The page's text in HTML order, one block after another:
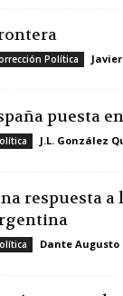
Política
puesta
J.L. González
respuesta a
Dante Augusto